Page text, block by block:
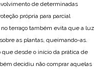
de determinadas
própria para parcial
terraço também evita que a luz
as plantas, queimando-as.
desde o início da prática de
decidiu não comprar aquelas